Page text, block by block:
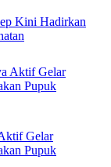
Kini Hadirkan
Gelar
Pupuk